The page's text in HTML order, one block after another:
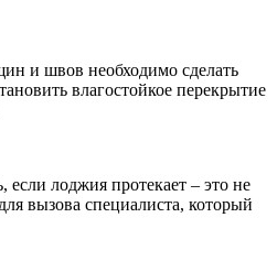
и швов необходимо сделать
влагостойкое перекрытие
если лоджия протекает – это не
вызова специалиста, который